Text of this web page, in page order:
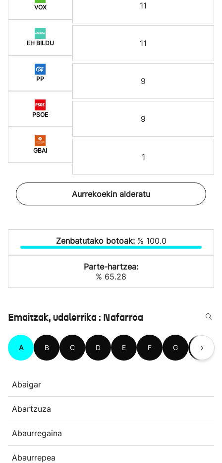
VOX
EH BILDU
PP
PSOE
GBAI
11
11
9
9
1
Aurrekoekin alderatu
Zenbatutako botoak: % 100.0
Parte-hartzea:
% 65.28
Emaitzak, udalerrika : Nafarroa
A B C D E F G H
Abaigar
Abartzuza
Abaurregaina
Abaurrepea